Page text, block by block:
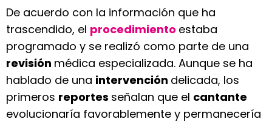
De acuerdo con la información que ha
trascendido, el procedimiento estaba
programado y se realizó como parte de una
revisión médica especializada. Aunque se ha
hablado de una intervención delicada, los
primeros reportes señalan que el cantante
evolucionaría favorablemente y permanecería